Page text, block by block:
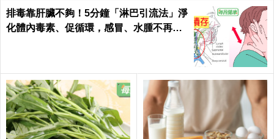
排毒靠肝臟不夠！5分鐘「淋巴引流法」淨
化體內毒素、促循環，感冒、水腫不再來